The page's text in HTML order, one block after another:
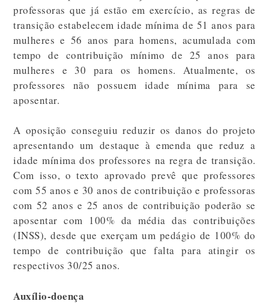
professoras que já estão em exercício, as regras de
transição estabelecem idade mínima de 51 anos para
mulheres e 56 anos para homens, acumulada com
tempo de contribuição mínimo de 25 anos para
mulheres e 30 para os homens. Atualmente, os
professores não possuem idade mínima para se
aposentar.
A oposição conseguiu reduzir os danos do projeto
apresentando um destaque à emenda que reduz a
idade mínima dos professores na regra de transição.
Com isso, o texto aprovado prevê que professores
com 55 anos e 30 anos de contribuição e professoras
com 52 anos e 25 anos de contribuição poderão se
aposentar com 100% da média das contribuições
(INSS), desde que exerçam um pedágio de 100% do
tempo de contribuição que falta para atingir os
respectivos 30/25 anos.
Auxílio-doença